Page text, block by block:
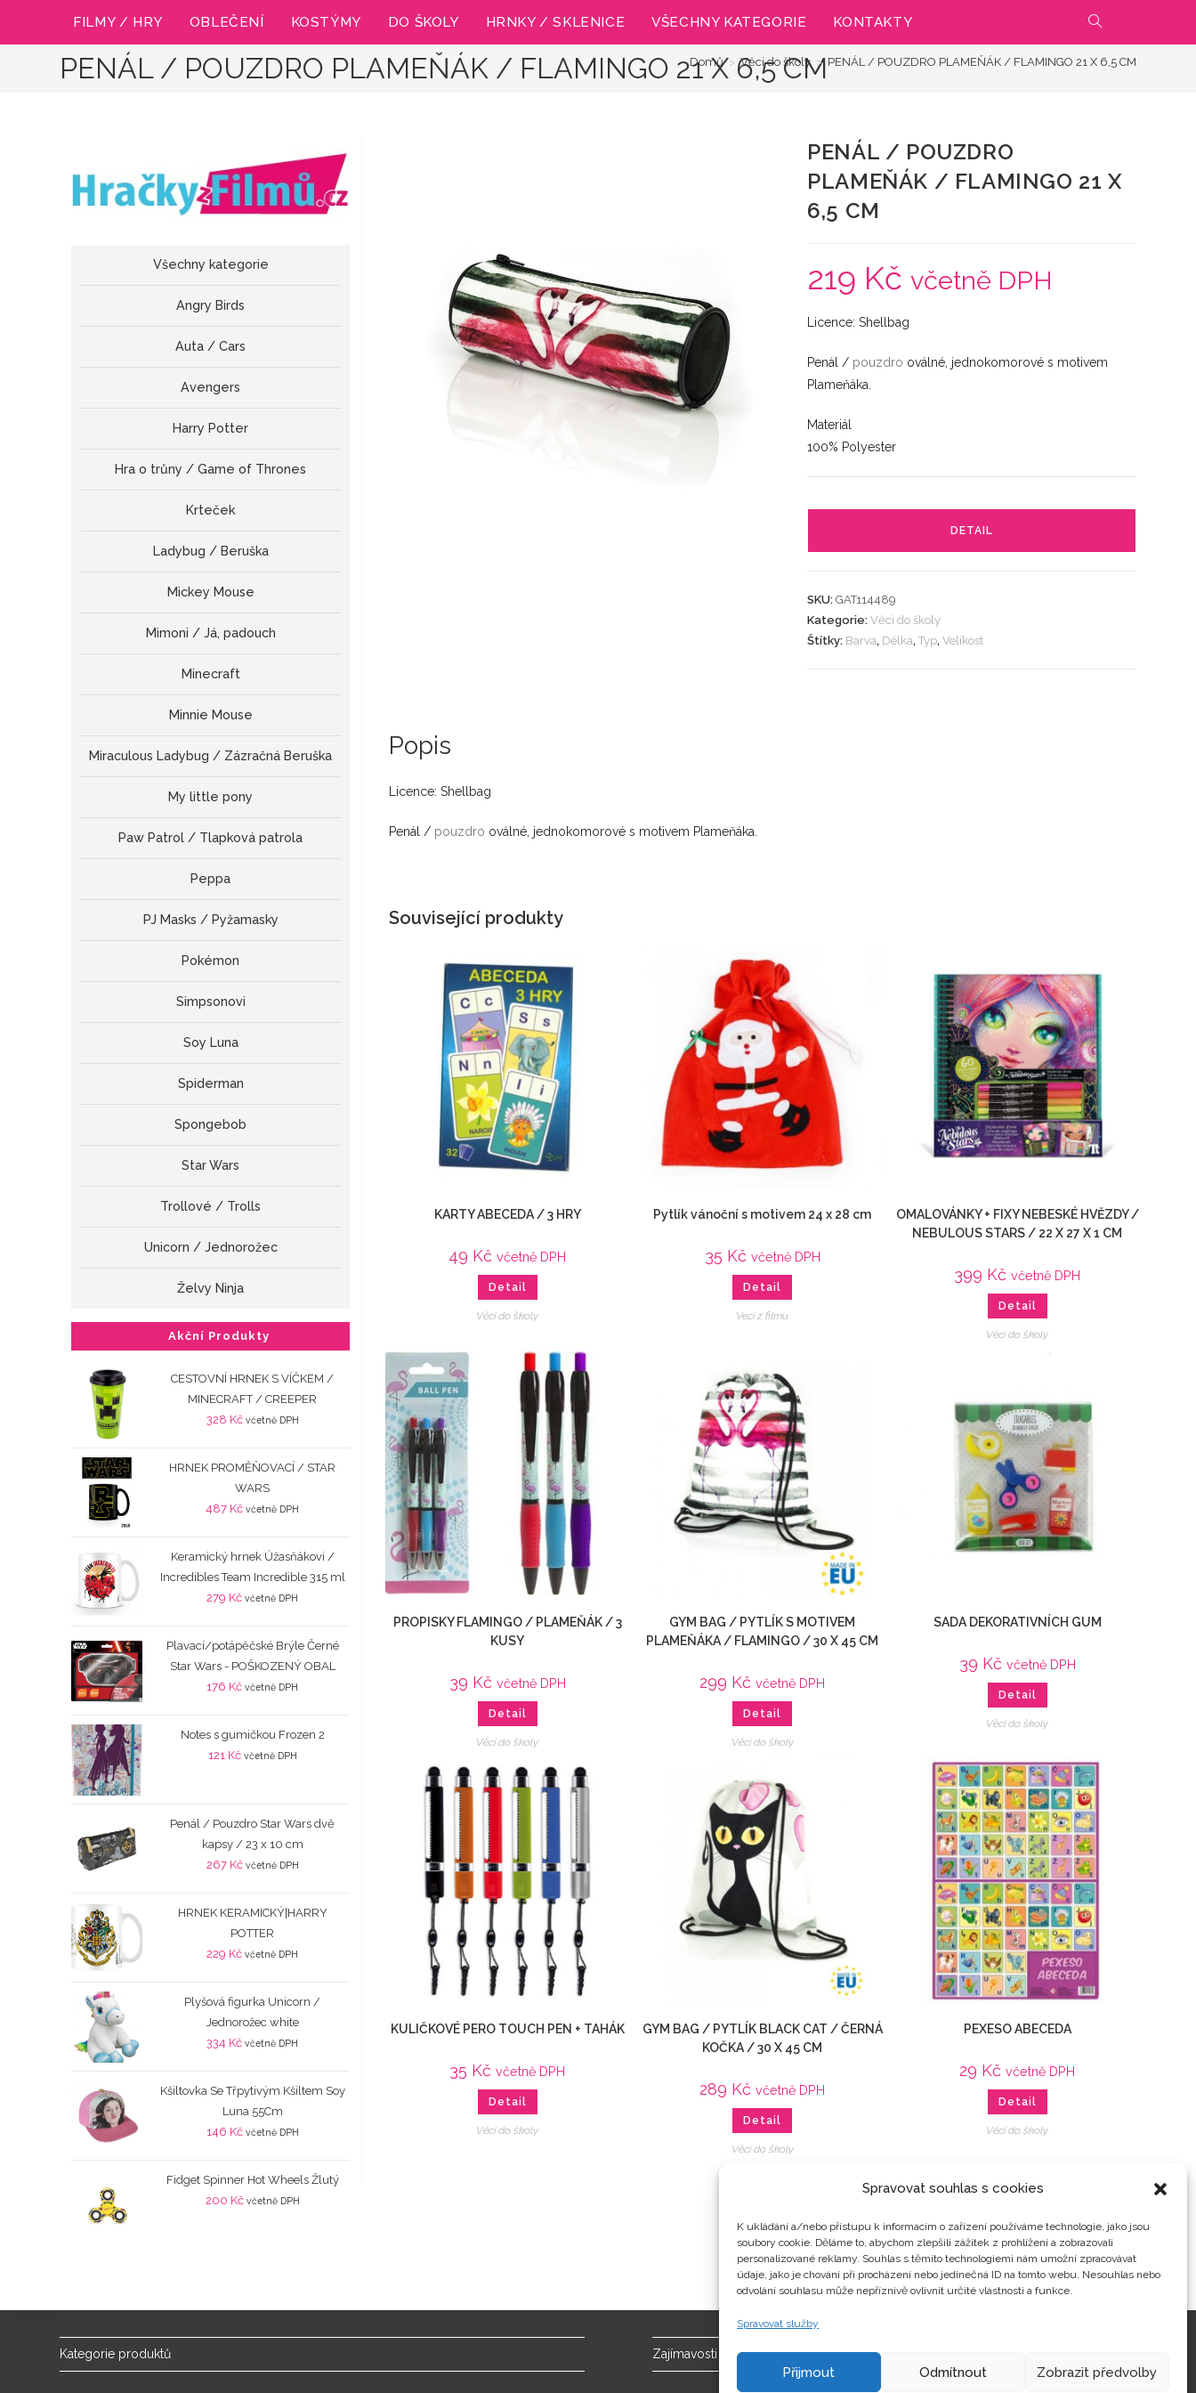
Spravovat souhlas s cookies
K ukládání a/nebo přístupu k informacím o zařízení používáme technologie, jako jsou
soubory cookie. Děláme to, abychom zlepšili zážitek z prohlížení a zobrazovali
personalizované reklamy. Souhlas s těmito technologiemi nám umožní zpracovávat
údaje, jako je chování při procházení nebo jedinečná ID na tomto webu. Nesouhlas nebo
odvolání souhlasu může nepříznivě ovlivnit určité vlastnosti a funkce.
Spravovat služby
Přijmout Odmítnout Zobrazit předvolby
FILMY / HRY OBLEČENÍ KOSTÝMY DO ŠKOLY HRNKY / SKLENICE VŠECHNY KATEGORIE KONTAKTY PŘEPNOUT
VYHLEDÁVÁNÍ
PENÁL / POUZDRO PLAMEŇÁK / FLAMINGO 21 X 6,5 CM
Domů > Věci do školy > PENÁL / POUZDRO PLAMEŇÁK / FLAMINGO 21 X 6,5 CM
PENÁL / POUZDRO
PLAMEŇÁK / FLAMINGO 21 X
6,5 CM
219 Kč včetně DPH
Licence: Shellbag
Penál / pouzdro oválné, jednokomorové s motivem
Plameňáka.
Materiál
100% Polyester
DETAIL
SKU:GAT114489
Kategorie:Věci do školy
Štítky: Barva, Délka,Typ,Velikost
Popis
Licence: Shellbag
Penál / pouzdro oválné, jednokomorové s motivem Plameňáka.
Související produkty
KARTY ABECEDA / 3 HRY
49 Kč včetně DPH
Detail
Věci do školy
Pytlík vánoční s motivem 24 x 28 cm
35 Kč včetně DPH
Detail
Veci z filmu
OMALOVÁNKY + FIXY NEBESKÉ HVĚZDY /
NEBULOUS STARS / 22 X 27 X 1 CM
399 Kč včetně DPH
Detail
Věci do školy
PROPISKY FLAMINGO / PLAMEŇÁK / 3
KUSY
39 Kč včetně DPH
Detail
Věci do školy
GYM BAG / PYTLÍK S MOTIVEM
PLAMEŇÁKA / FLAMINGO / 30 X 45 CM
299 Kč včetně DPH
Detail
Věci do školy
SADA DEKORATIVNÍCH GUM
39 Kč včetně DPH
Detail
Věci do školy
KULIČKOVÉ PERO TOUCH PEN + TAHÁK
35 Kč včetně DPH
Detail
Věci do školy
GYM BAG / PYTLÍK BLACK CAT / ČERNÁ
KOČKA / 30 X 45 CM
289 Kč včetně DPH
Detail
Věci do školy
PEXESO ABECEDA
29 Kč včetně DPH
Detail
Věci do školy
Všechny kategorie
Angry Birds
Auta / Cars
Avengers
Harry Potter
Hra o trůny / Game of Thrones
Krteček
Ladybug / Beruška
Mickey Mouse
Mimoni / Já, padouch
Minecraft
Minnie Mouse
Miraculous Ladybug / Zázračná Beruška
My little pony
Paw Patrol / Tlapková patrola
Peppa
PJ Masks / Pyžamasky
Pokémon
Simpsonovi
Soy Luna
Spiderman
Spongebob
Star Wars
Trollové / Trolls
Unicorn / Jednorožec
Želvy Ninja
Akční Produkty
CESTOVNÍ HRNEK S VÍČKEM /
MINECRAFT / CREEPER
328 Kč včetně DPH
HRNEK PROMĚŇOVACÍ / STAR
WARS
487 Kč včetně DPH
Keramický hrnek Úžasňákovi /
Incredibles Team Incredible 315 ml
279 Kč včetně DPH
Plavací/potápěčské Brýle Černé
Star Wars - POŠKOZENÝ OBAL
176 Kč včetně DPH
Notes s gumičkou Frozen 2
121 Kč včetně DPH
Penál / Pouzdro Star Wars dvě
kapsy / 23 x 10 cm
267 Kč včetně DPH
HRNEK KERAMICKÝ|HARRY
POTTER
229 Kč včetně DPH
Plyšová figurka Unicorn /
Jednorožec white
334 Kč včetně DPH
Kšiltovka Se Třpytivým Kšiltem Soy
Luna 55Cm
146 Kč včetně DPH
Fidget Spinner Hot Wheels Žlutý
200 Kč včetně DPH
Kategorie produktů Zajímavosti